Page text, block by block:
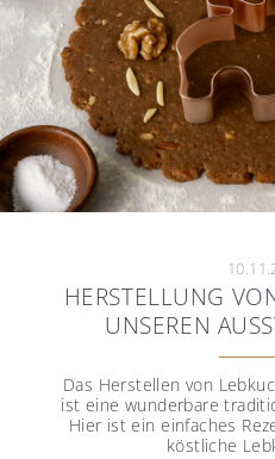
HERSTELLUNG
UNSEREN
Das Herstellen von
ist eine wunderbare
Hier ist ein einfaches
köstliche